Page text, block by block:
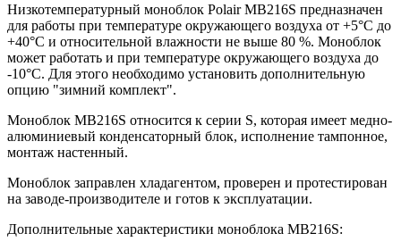
Низкотемпературный моноблок Polair MB216S предназначен
для работы при температуре окружающего воздуха от +5°С до
+40°С и относительной влажности не выше 80 %. Моноблок
может работать и при температуре окружающего воздуха до
-10°С. Для этого необходимо установить дополнительную
опцию "зимний комплект".
Моноблок МB216S относится к серии S, которая имеет медно-
алюминиевый конденсаторный блок, исполнение тампонное,
монтаж настенный.
Моноблок заправлен хладагентом, проверен и протестирован
на заводе-производителе и готов к эксплуатации.
Дополнительные характеристики моноблока MB216S: